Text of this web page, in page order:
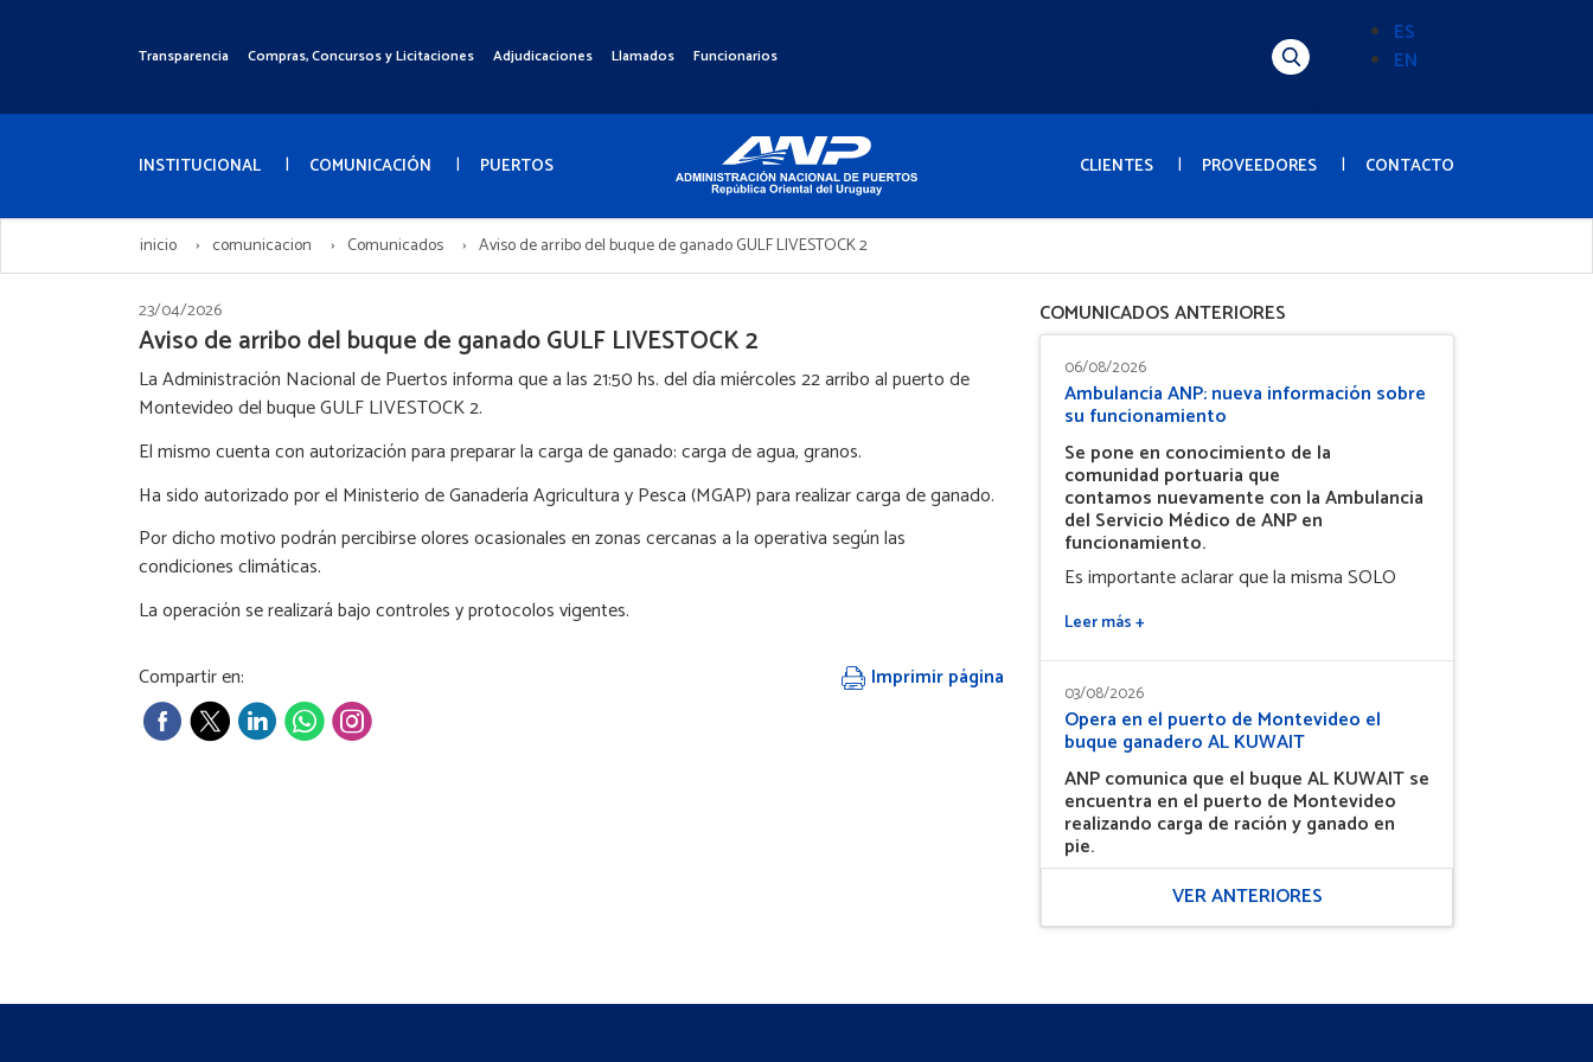
Menú
Transparencia Compras, Concursos y Licitaciones Adjudicaciones Llamados Funcionarios Alternador
(Content)
ES
EN
Menú
INSTITUCIONAL COMUNICACIÓN PUERTOS CLIENTES PROVEEDORES CONTACTO
inicio comunicacion Comunicados Aviso de arribo del buque de ganado GULF LIVESTOCK 2
23/04/2026
Aviso de arribo del buque de ganado GULF LIVESTOCK 2
La Administración Nacional de Puertos informa que a las 21:50 hs. del día miércoles 22 arribo al puerto de
Montevideo del buque GULF LIVESTOCK 2.
El mismo cuenta con autorización para preparar la carga de ganado: carga de agua, granos.
Ha sido autorizado por el Ministerio de Ganadería Agricultura y Pesca (MGAP) para realizar carga de ganado.
Por dicho motivo podrán percibirse olores ocasionales en zonas cercanas a la operativa según las
condiciones climáticas.
La operación se realizará bajo controles y protocolos vigentes.
Compartir en: Imprimir página
COMUNICADOS ANTERIORES
06/08/2026
Ambulancia ANP: nueva información sobre
su funcionamiento
Se pone en conocimiento de la
comunidad portuaria que
contamos nuevamente con la Ambulancia
del Servicio Médico de ANP en
funcionamiento.
Es importante aclarar que la misma SOLO
Leer más +
03/08/2026
Opera en el puerto de Montevideo el
buque ganadero AL KUWAIT
ANP comunica que el buque AL KUWAIT se
encuentra en el puerto de Montevideo
realizando carga de ración y ganado en
pie.
Uruguay reafirma el rol estratégico de su
agroindustria comoVER ANTERIORES